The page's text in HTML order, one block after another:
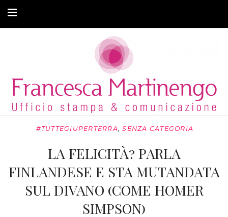
ARTICOLI
MODA ADATTIVA
#TUTTEGIUPERTERRA,SENZA CATEGORIA
LA FELICITÀ? PARLA
FINLANDESE E STA MUTANDATA
SUL DIVANO (COME HOMER
SIMPSON)